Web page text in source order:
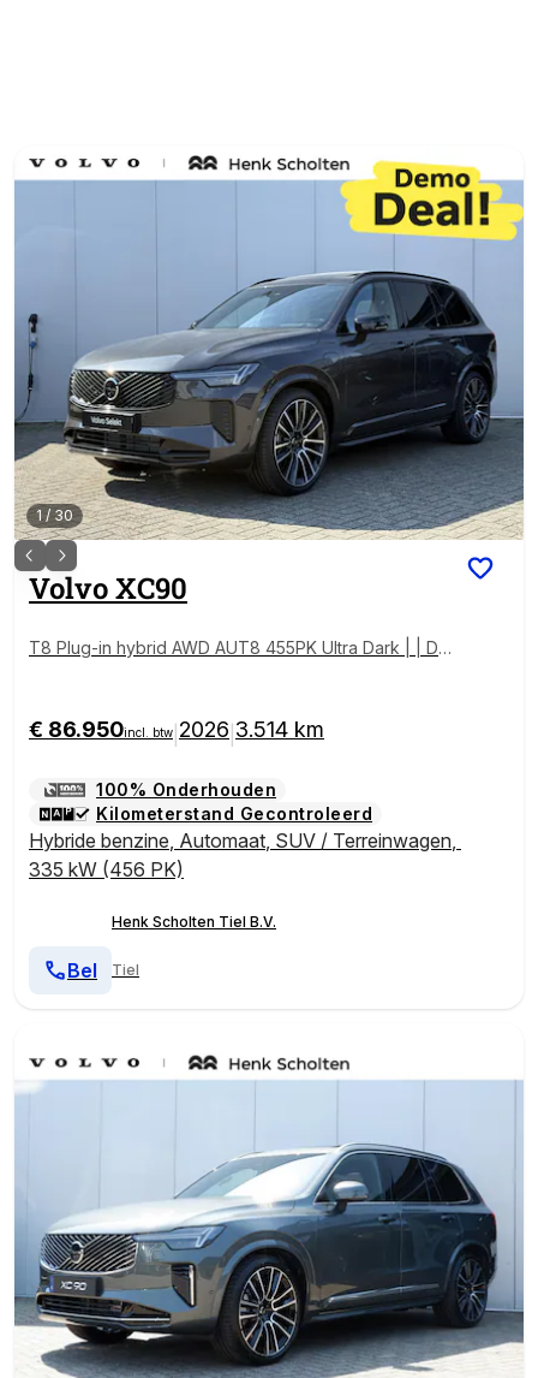
1/30
VolvoXC90
T8 Plug-in hybrid AWD AUT8 455PK Ultra Dark | | De
lichtmetalen velgen | Luchtvering | Bowers & Wilkins
audio | Getint en gelamineerd glas
€ 86.950incl. btw 2026 3.514 km
100% Onderhouden
Kilometerstand Gecontroleerd
Hybride benzine, Automaat, SUV / Terreinwagen,
335 kW (456 PK)
Henk Scholten Tiel B.V.
Tiel
Bel